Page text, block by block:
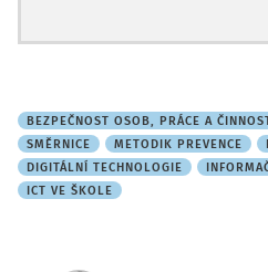
BEZPEČNOST OSOB, PRÁCE A
SMĚRNICE
METODIK PREVENCE
DIGITÁLNÍ TECHNOLOGIE
ICT VE ŠKOLE